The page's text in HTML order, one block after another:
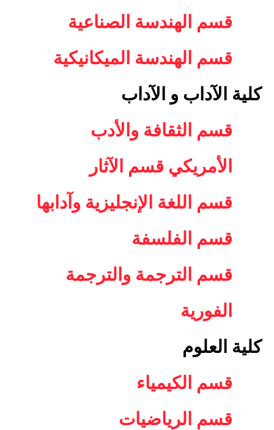
قسم الهندسة الصناعية
قسم الهندسة الميكانيكية
كلية الآداب و الآداب
قسم الثقافة والأدب
الأمريكي قسم الآثار
قسم اللغة الإنجليزية وآدابها
قسم الفلسفة
قسم الترجمة والترجمة
الفورية
كلية العلوم
قسم الكيمياء
قسم الرياضيات